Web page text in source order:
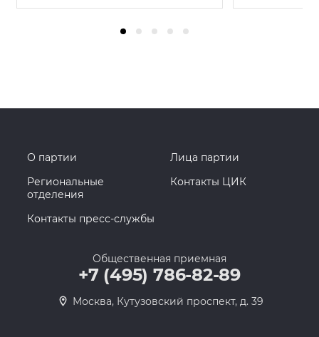
О партии
Лица партии
Региональные
отделения
Контакты ЦИК
Контакты пресс-службы
Общественная приемная
+7 (495) 786-82-89
Москва, Кутузовский проспект, д. 39